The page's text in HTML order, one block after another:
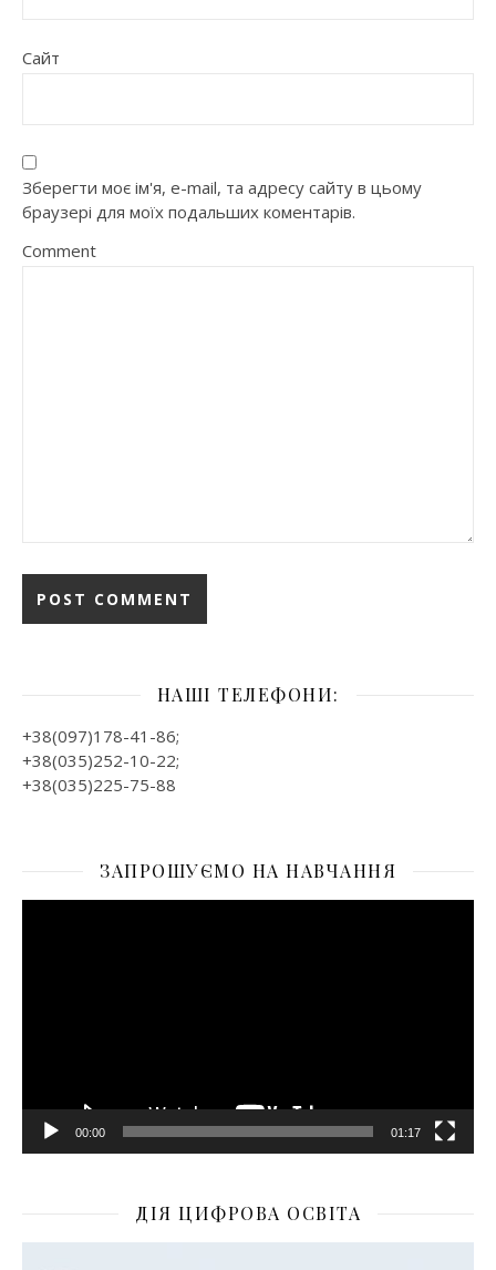
Сайт
Зберегти моє ім'я, e-mail, та адресу сайту в цьому
браузері для моїх подальших коментарів.
Comment
НАШІ ТЕЛЕФОНИ:
+38(097)178-41-86;
+38(035)252-10-22;
+38(035)225-75-88
ЗАПРОШУЄМО НА НАВЧАННЯ
Відеопрогравач
00:00 01:17
ДІЯ ЦИФРОВА ОСВІТА